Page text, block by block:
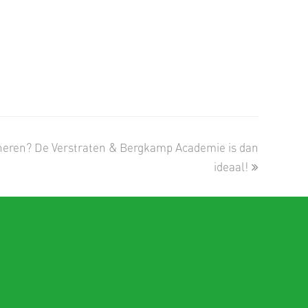
De Verstraten & Bergkamp Academie is dan
ideaal!